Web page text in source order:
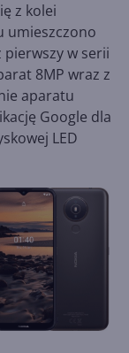
z kolei
umieszczono
w serii
8MP wraz z
aparatu
Google dla
LED